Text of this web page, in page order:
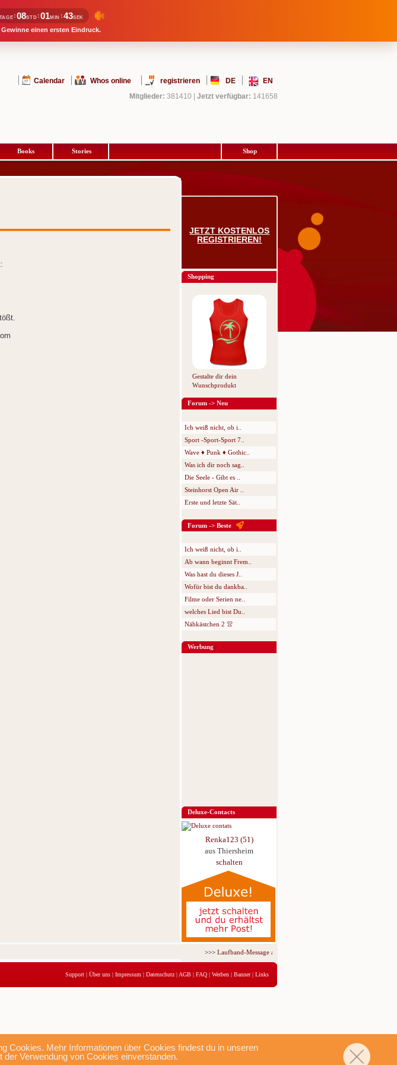
:08STD :01MIN :42SEK
einen ersten Eindruck.
Cookies. Mehr Informationen über Cookies findest du in unseren
Verwendung von Cookies einverstanden.
Calendar Whos online registrieren DE
EN
Mitglieder: 381410 Jetzt verfügbar: 141658
Books Stories Shop
JETZT KOSTENLOS
REGISTRIEREN!
Shopping
Gestalte dir dein
Wunschprodukt
Forum -> Neu
Ich weiß nicht, ob i..
Sport -Sport-Sport 7..
Wave ♦ Punk ♦ Gothic..
Was ich dir noch sag..
Die Seele - Gibt es ..
Steinhorst Open Air ..
Erste und letzte Sät..
Forum -> Beste
Ich weiß nicht, ob i..
Ab wann beginnt Frem..
Was hast du dieses J..
Wofür bist du dankba..
Filme oder Serien ne..
welches Lied bist Du..
Nähkästchen 2 👚
Werbung
Deluxe-Contacts
Renka123 (51)
aus Thiersheim
schalten
>>>Laufband-Message ab nur 5,95 € für 3 Tage!
Support | Über uns | Impressum | Datenschutz | AGB | FAQ | Werben | Banner| Links